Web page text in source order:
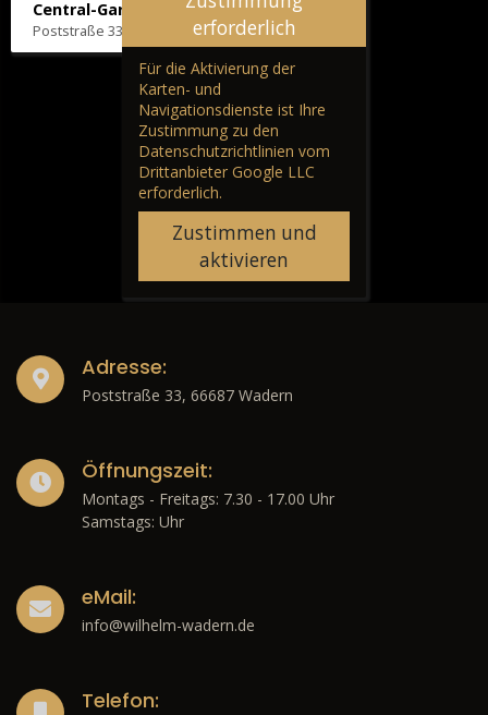
Central-Garage H. Wilhelm
Poststraße 33, 66687 Wadernerforderlich
Für die Aktivierung der
Karten- und
Navigationsdienste ist Ihre
Zustimmung zu den
Datenschutzrichtlinien vom
Drittanbieter Google LLC
erforderlich.
Zustimmen und
aktivieren
Adresse:
Poststraße 33, 66687 Wadern
Öffnungszeit:
Montags - Freitags: 7.30 - 17.00 Uhr
Samstags: Uhr
eMail:
info@wilhelm-wadern.de
Telefon: